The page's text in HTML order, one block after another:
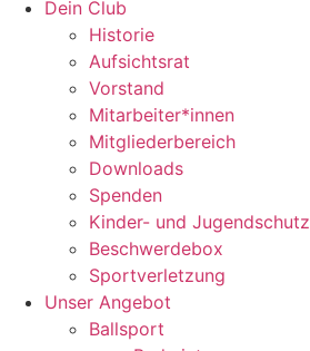
Dein Club
Historie
Aufsichtsrat
Vorstand
Mitarbeiter*innen
Mitgliederbereich
Downloads
Spenden
Kinder- und Jugendschutz
Beschwerdebox
Sportverletzung
Unser Angebot
Ballsport